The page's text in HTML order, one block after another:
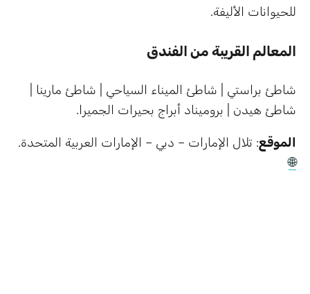
للحيوانات الأليفة.
المعالم القريبة من الفندق
شاطئ براستي | شاطئ الميناء السياحي | شاطئ مارينا |
شاطئ هيدن | بروميناد أبراج بحيرات الجميرا.
الموقع: تلال الإمارات – دبي – الإمارات العربية المتحدة.
🌐